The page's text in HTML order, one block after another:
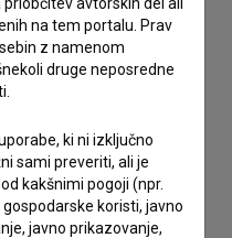
na tem portalu. Prav
z namenom
druge neposredne
ki ni izključno
sami preveriti, ali je
kakšnimi pogoji (npr.
koristi, javno
javno prikazovanje,